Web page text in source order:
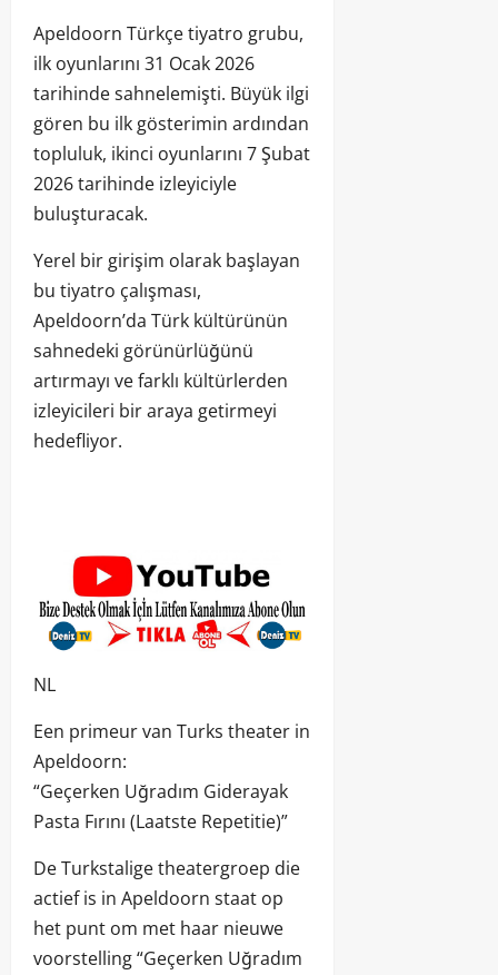
Apeldoorn Türkçe tiyatro grubu,
ilk oyunlarını 31 Ocak 2026
tarihinde sahnelemişti. Büyük ilgi
gören bu ilk gösterimin ardından
topluluk, ikinci oyunlarını 7 Şubat
2026 tarihinde izleyiciyle
buluşturacak.
Yerel bir girişim olarak başlayan
bu tiyatro çalışması,
Apeldoorn’da Türk kültürünün
sahnedeki görünürlüğünü
artırmayı ve farklı kültürlerden
izleyicileri bir araya getirmeyi
hedefliyor.
NL
Een primeur van Turks theater in
Apeldoorn:
“Geçerken Uğradım Giderayak
Pasta Fırını (Laatste Repetitie)”
De Turkstalige theatergroep die
actief is in Apeldoorn staat op
het punt om met haar nieuwe
voorstelling “Geçerken Uğradım